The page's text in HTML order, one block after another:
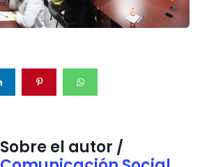
Sobre el autor /